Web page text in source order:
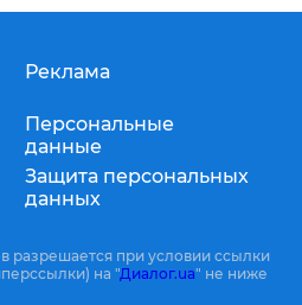
Реклама
Персональные
данные
Защита персональных
данных
разрешается при условии ссылки
на "Диалог.ua" не ниже